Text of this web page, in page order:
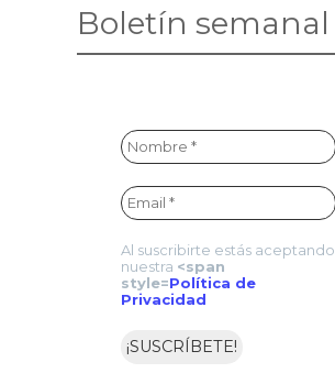
Boletín semanal
Al suscribirte estás aceptando
nuestra <span
style=Política de
Privacidad